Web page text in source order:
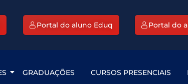
Portal do aluno Eduq Portal do
GRADUAÇÕES CURSOS PRESENCIAIS